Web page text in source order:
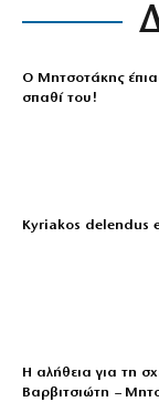
Ο Μητσοτάκης
σπαθί του!
Kyriakos delendus
Η αλήθεια για τη
Βαρβιτσιώτη –